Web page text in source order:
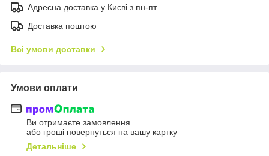
Адресна доставка у Києві з пн-пт
Доставка поштою
Всі умови доставки
Умови оплати
Ви отримаєте замовлення
або гроші повернуться на вашу картку
Детальніше